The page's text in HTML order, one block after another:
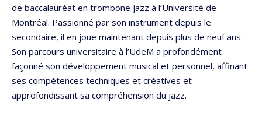
de baccalauréat en trombone jazz à l’Université de
Montréal. Passionné par son instrument depuis le
secondaire, il en joue maintenant depuis plus de neuf ans.
Son parcours universitaire à l’UdeM a profondément
façonné son développement musical et personnel, affinant
ses compétences techniques et créatives et
approfondissant sa compréhension du jazz.